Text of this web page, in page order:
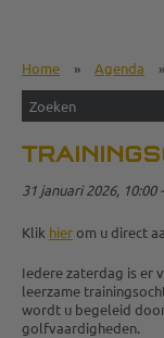
Home » Agenda »
31 januari 2026, 10:00
Klik hierom u direct
Iedere zaterdag is er
leerzame
wordt u begeleid
golfvaardigheden.